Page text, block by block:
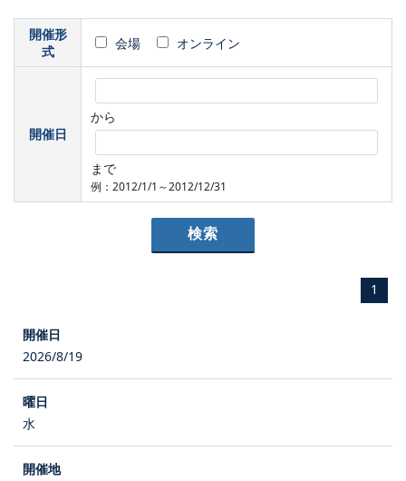
開催形
式
会場 オンライン
開催日
から
まで
例：2012/1/1～2012/12/31
1
2026/8/19
水